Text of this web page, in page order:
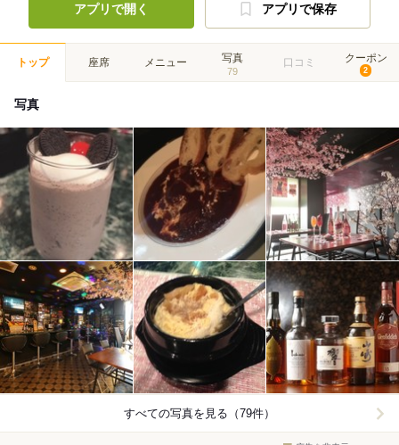
アプリで開く アプリで保存
トップ 座席 メニュー 写真
79
口コミ クーポン
2
写真
すべての写真を見る（79件）